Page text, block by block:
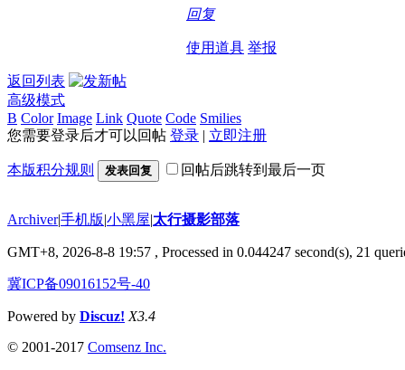
回复
使用道具 举报
返回列表
高级模式
B Color Image Link Quote Code Smilies
您需要登录后才可以回帖 登录 | 立即注册
本版积分规则 发表回复 回帖后跳转到最后一页
Archiver|手机版|小黑屋|太行摄影部落
GMT+8, 2026-8-8 19:57 , Processed in 0.044247 second(s), 21
冀ICP备09016152号-40
Powered by Discuz! X3.4
© 2001-2017 Comsenz Inc.